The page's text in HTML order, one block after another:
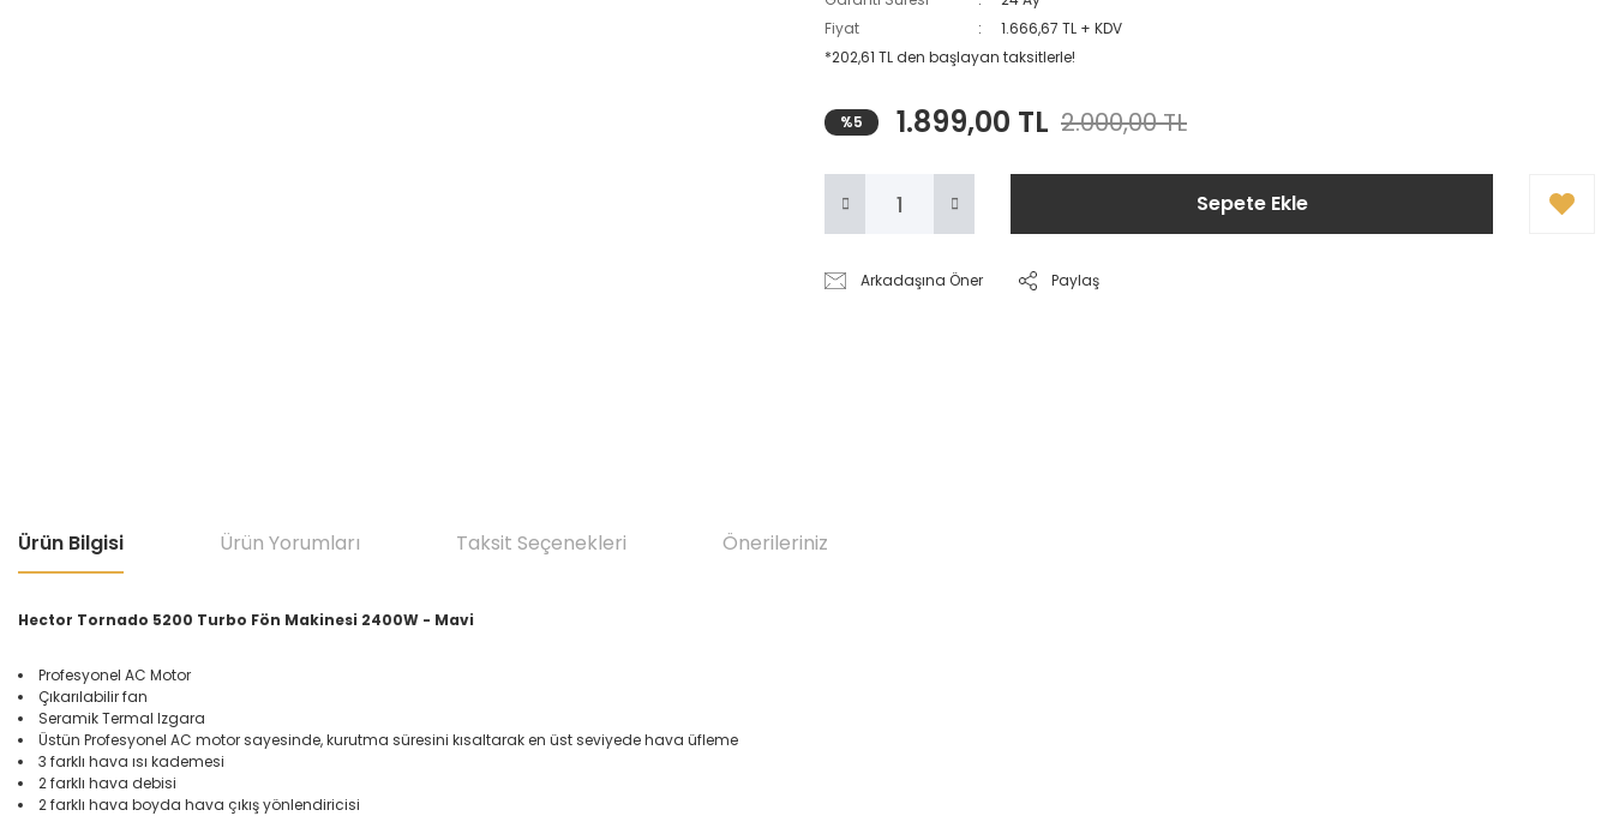
Fiyat
1.666,67 TL + KDV
*202,61 TL den başlayan taksitlerle!
%5 1.899,00 TL 2.000,00 TL
Sepete Ekle
Arkadaşına Öner Paylaş
Ürün Bilgisi Ürün Yorumları Taksit Seçenekleri Önerileriniz
Hector Tornado 5200 Turbo Fön Makinesi 2400W - Mavi
Profesyonel AC Motor
Çıkarılabilir fan
Seramik Termal Izgara
Üstün Profesyonel AC motor sayesinde, kurutma süresini kısaltarak en üst seviyede hava üfleme
3 farklı hava ısı kademesi
2 farklı hava debisi
2 farklı hava boyda hava çıkış yönlendiricisi